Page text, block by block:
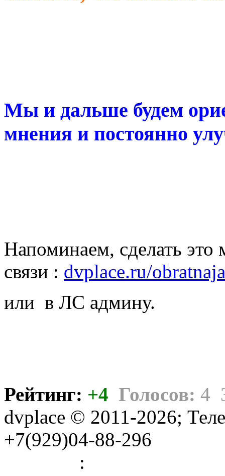
Мы и дальше будем
мнения и постоянно
Напоминаем, сделать
связи : dvplace.ru/
или в ЛС админу.
Рейтинг: +4 Голосов: 4
dvplace © 2011-2026;
+7(929)04-88-296
: